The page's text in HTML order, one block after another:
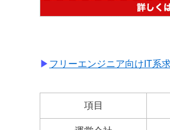
▶ フリーエンジニア向けIT系
項目